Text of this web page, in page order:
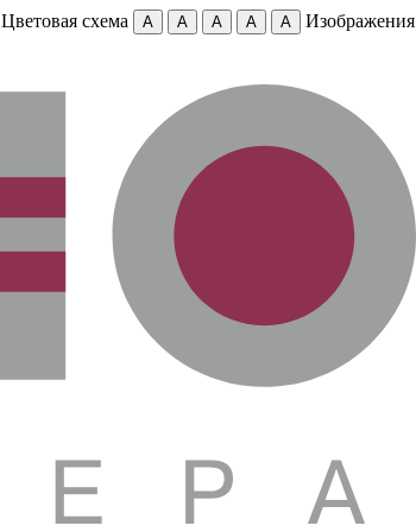
Цветовая схема A A A A A Изображения